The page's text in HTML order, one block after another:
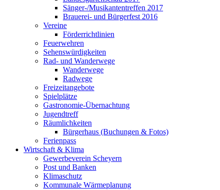
Sänger-/Musikantentreffen 2017
Brauerei- und Bürgerfest 2016
Vereine
Förderrichtlinien
Feuerwehren
Sehenswürdigkeiten
Rad- und Wanderwege
Wanderwege
Radwege
Freizeitangebote
Spielplätze
Gastronomie-Übernachtung
Jugendtreff
Räumlichkeiten
Bürgerhaus (Buchungen & Fotos)
Ferienpass
Wirtschaft & Klima
Gewerbeverein Scheyern
Post und Banken
Klimaschutz
Kommunale Wärmeplanung